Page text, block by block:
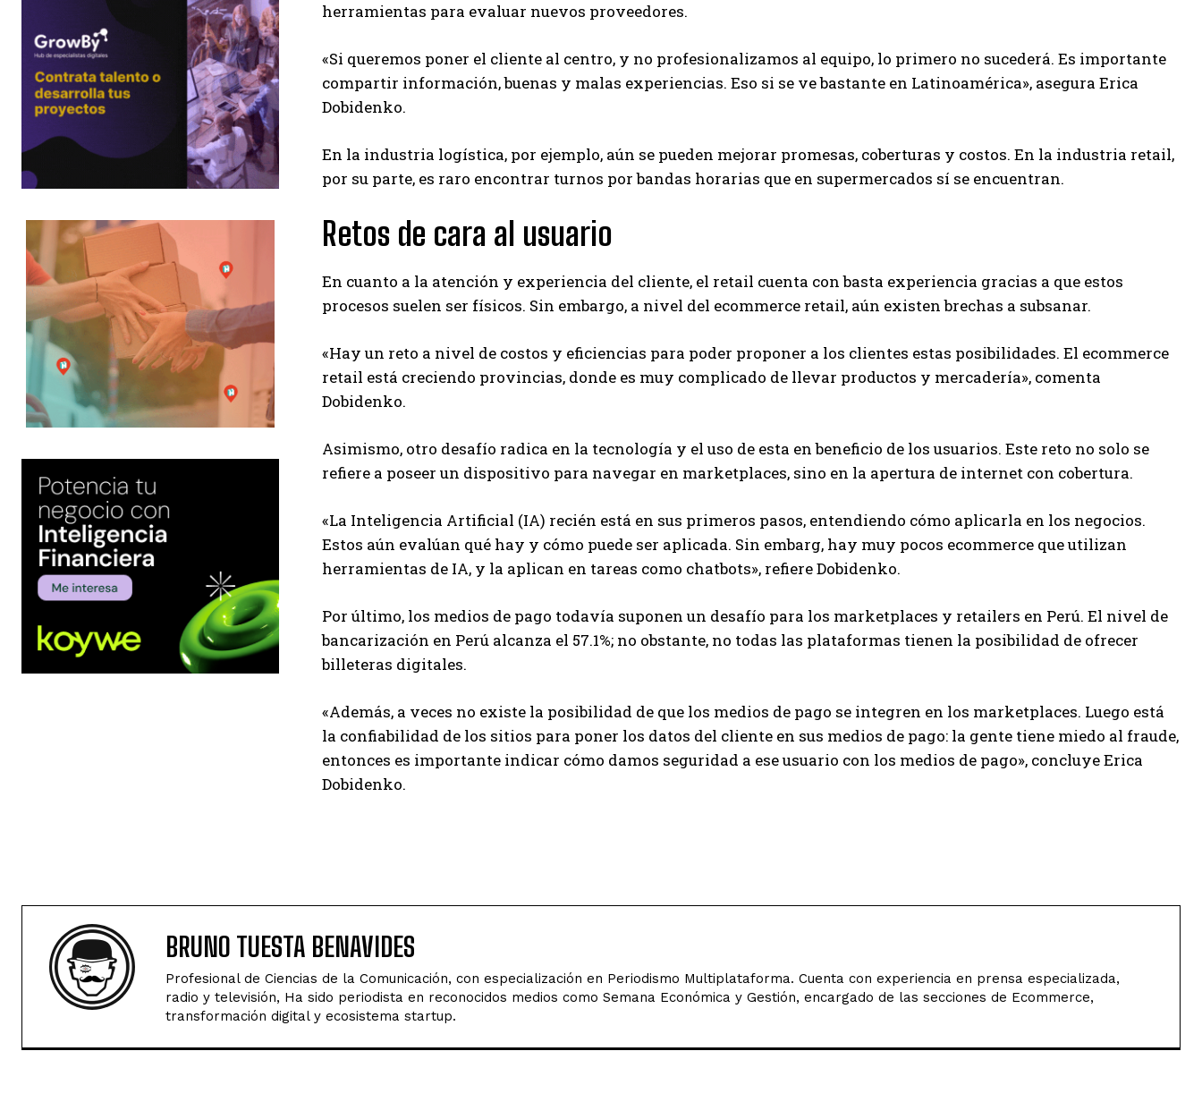
herramientas para evaluar nuevos proveedores.
«Si queremos poner el cliente al centro, y no profesionalizamos al equipo, lo primero no sucederá. Es importante
compartir información, buenas y malas experiencias. Eso si se ve bastante en Latinoamérica», asegura Erica
Dobidenko.
En la industria logística, por ejemplo, aún se pueden mejorar promesas, coberturas y costos. En la industria retail,
por su parte, es raro encontrar turnos por bandas horarias que en supermercados sí se encuentran.
Retos de cara al usuario
En cuanto a la atención y experiencia del cliente, el retail cuenta con basta experiencia gracias a que estos
procesos suelen ser físicos. Sin embargo, a nivel del ecommerce retail, aún existen brechas a subsanar.
«Hay un reto a nivel de costos y eficiencias para poder proponer a los clientes estas posibilidades. El ecommerce
retail está creciendo provincias, donde es muy complicado de llevar productos y mercadería», comenta
Dobidenko.
Asimismo, otro desafío radica en la tecnología y el uso de esta en beneficio de los usuarios. Este reto no solo se
refiere a poseer un dispositivo para navegar en marketplaces, sino en la apertura de internet con cobertura.
«La Inteligencia Artificial (IA) recién está en sus primeros pasos, entendiendo cómo aplicarla en los negocios.
Estos aún evalúan qué hay y cómo puede ser aplicada. Sin embarg, hay muy pocos ecommerce que utilizan
herramientas de IA, y la aplican en tareas como chatbots», refiere Dobidenko.
Por último, los medios de pago todavía suponen un desafío para los marketplaces y retailers en Perú. El nivel de
bancarización en Perú alcanza el 57.1%; no obstante, no todas las plataformas tienen la posibilidad de ofrecer
billeteras digitales.
«Además, a veces no existe la posibilidad de que los medios de pago se integren en los marketplaces. Luego está
la confiabilidad de los sitios para poner los datos del cliente en sus medios de pago: la gente tiene miedo al fraude,
entonces es importante indicar cómo damos seguridad a ese usuario con los medios de pago», concluye Erica
Dobidenko.
BRUNO TUESTA BENAVIDES
Profesional de Ciencias de la Comunicación, con especialización en Periodismo Multiplataforma. Cuenta con experiencia en prensa especializada,
radio y televisión, Ha sido periodista en reconocidos medios como Semana Económica y Gestión, encargado de las secciones de Ecommerce,
transformación digital y ecosistema startup.